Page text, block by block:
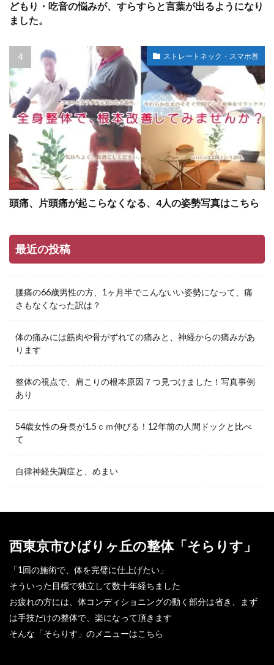
どもり・吃音の悩みが、すらすらと言葉が出るようになり
ました。
ストレートネック・スマホ首
頭痛、片頭痛が起こらなくなる、4人の姿勢写真はこちら
最近の投稿
腰痛の66歳男性の方、1ヶ月半でこんないい姿勢になって、痛
さもなくなった訳は？
体の痛みには筋肉や骨がずれての痛みと、神経からの痛みがあ
ります
整体の視点で、肩こりの根本原因７つ見つけました！写真事例
あり
54歳女性の身長が1.5ｃｍ伸びる！12年前の人間ドックと比べ
て
自律神経失調症と、めまい
西東京市ひばりヶ丘の整体「そらりす」
「1回の施術で、体を完璧に仕上げたい」
そういった目標で独立して数十年経ちました
お疲れの方には、体コンディショニングの動く部分は省き、まず
は手技だけの整体で、楽になって頂きます
そんな「そらりす」のメニューはこちら